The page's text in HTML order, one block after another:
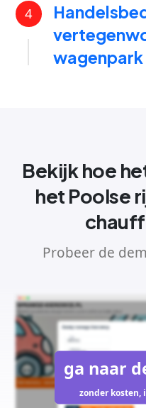
4
wagenpark
Bekijk hoe
het Poolse
Probeer de
ga naar
zonder